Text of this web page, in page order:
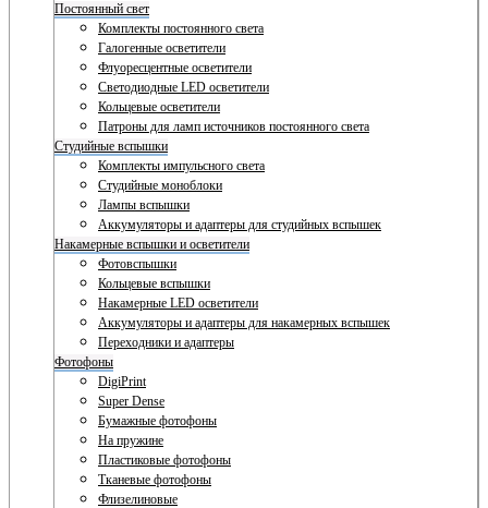
Постоянный свет
Комплекты постоянного света
Галогенные осветители
Флуоресцентные осветители
Светодиодные LED осветители
Кольцевые осветители
Патроны для ламп источников постоянного света
Студийные вспышки
Комплекты импульсного света
Студийные моноблоки
Лампы вспышки
Аккумуляторы и адаптеры для студийных вспышек
Накамерные вспышки и осветители
Фотовспышки
Кольцевые вспышки
Накамерные LED осветители
Аккумуляторы и адаптеры для накамерных вспышек
Переходники и адаптеры
Фотофоны
DigiPrint
Super Dense
Бумажные фотофоны
На пружине
Пластиковые фотофоны
Тканевые фотофоны
Флизелиновые